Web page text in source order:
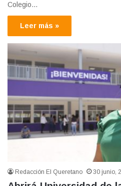
Colegio…
Leer más »
Redacción El Queretano 30 junio,